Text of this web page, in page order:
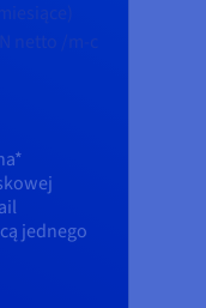
jednego